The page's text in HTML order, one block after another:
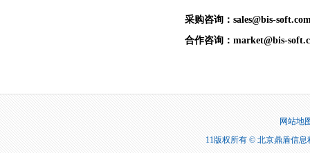
采购咨询：sales@bis-
合作咨询：market@bis-
网站地
11版权所有 © 北京鼎盾信息